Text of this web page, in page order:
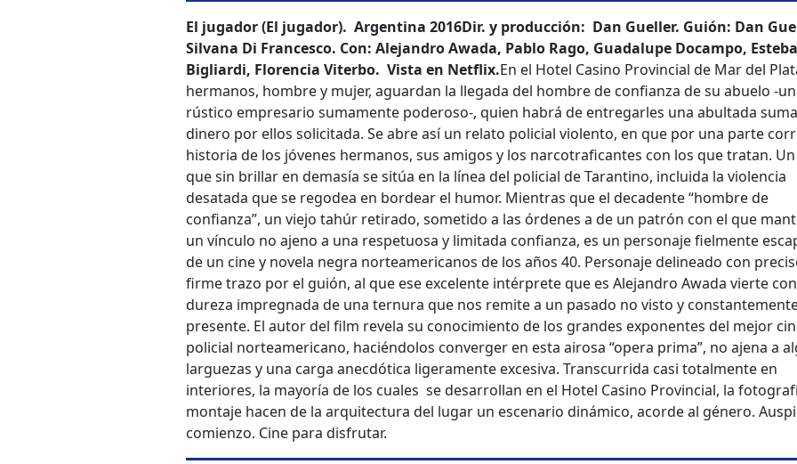
El jugador (El jugador). Argentina 2016Dir. y producción: Dan Gueller. Guión: Dan
Silvana Di Francesco. Con: Alejandro Awada, Pablo Rago, Guadalupe Docampo,
Bigliardi, Florencia Viterbo. Vista en Netflix.En el Hotel Casino Provincial de Mar del
hermanos, hombre y mujer, aguardan la llegada del hombre de confianza de su abuelo -un
rústico empresario sumamente poderoso-, quien habrá de entregarles una abultada
dinero por ellos solicitada. Se abre así un relato policial violento, en que por una parte
historia de los jóvenes hermanos, sus amigos y los narcotraficantes con los que tratan.
que sin brillar en demasía se sitúa en la línea del policial de Tarantino, incluida la violencia
desatada que se regodea en bordear el humor. Mientras que el decadente “hombre de
confianza”, un viejo tahúr retirado, sometido a las órdenes a de un patrón con el que
un vínculo no ajeno a una respetuosa y limitada confianza, es un personaje fielmente
de un cine y novela negra norteamericanos de los años 40. Personaje delineado con
firme trazo por el guión, al que ese excelente intérprete que es Alejandro Awada vierte con
dureza impregnada de una ternura que nos remite a un pasado no visto y
presente. El autor del film revela su conocimiento de los grandes exponentes del mejor
policial norteamericano, haciéndolos converger en esta airosa “opera prima”, no ajena a
larguezas y una carga anecdótica ligeramente excesiva. Transcurrida casi totalmente en
interiores, la mayoría de los cuales se desarrollan en el Hotel Casino Provincial, la
montaje hacen de la arquitectura del lugar un escenario dinámico, acorde al género.
comienzo. Cine para disfrutar.